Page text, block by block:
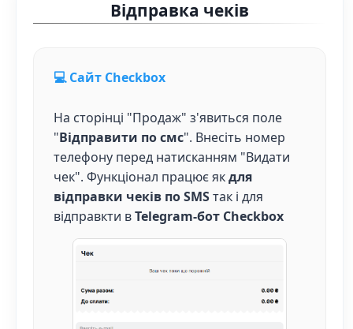
Відправка чеків
💻 Сайт Checkbox
На сторінці "Продаж" з'явиться поле
"Відправити по смс". Внесіть номер
телефону перед натисканням "Видати
чек". Функціонал працює якдля
відправки чеків по SMSтак і для
відправкти вTelegram-бот Checkbox